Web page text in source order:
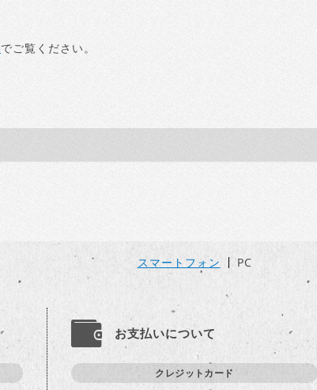
でご覧ください。
スマートフォン PC
お支払いについて
クレジットカード